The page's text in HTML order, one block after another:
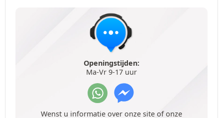
Openingstijden:
Ma-Vr 9-17 uur
Wenst u informatie over onze site of onze